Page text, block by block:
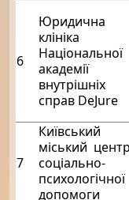
6
Юридична
клініка
Національної
академії
внутрішніх
справ DeJure
7
Київський
міський центр
соціально-
психологічної
допомоги